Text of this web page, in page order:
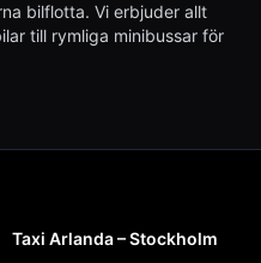
bilflotta. Vi erbjuder allt
till rymliga minibussar för
Taxi Arlanda – Stockholm